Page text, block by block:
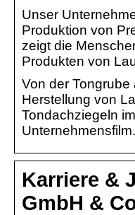
Unser
Produktion von
zeigt die
Produkten von
Von der
Herstellung von
Tondachziegeln
Unternehmensfilm.
Karriere &
GmbH &